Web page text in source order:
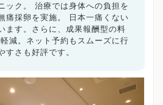
ック。 治療では身体への負担を
痛採卵を実施。 日本一痛くない
ます。さらに、成果報酬型の料
減。ネット予約もスムーズに行
すさも好評です。